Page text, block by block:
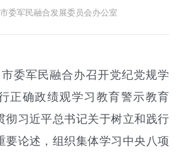
委军民融合发展委员会办公室
市委军民融合办召开党纪党规学
正确政绩观学习教育警示教育
彻习近平总书记关于树立和践行
要论述，组织集体学习中央八项